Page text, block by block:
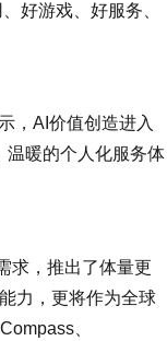
好游戏、好服务、
，AI价值创造进入
温暖的个人化服务体
求，推出了体量更
力，更将作为全球
、